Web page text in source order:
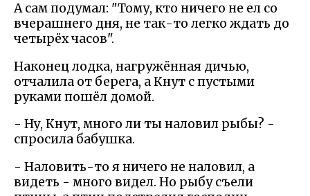
А сам подумал: "Тому, кто ничего не ел со
вчерашнего дня, не так-то легко ждать до
четырёх часов".
Наконец лодка, нагружённая дичью,
отчалила от берега, а Кнут с пустыми
руками пошёл домой.
- Ну, Кнут, много ли ты наловил рыбы? -
спросила бабушка.
- Наловить-то я ничего не наловил, а
видеть - много видел. Но рыбу съели